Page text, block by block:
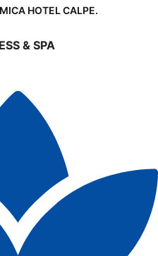
HOTEL CALPE.
& SPA